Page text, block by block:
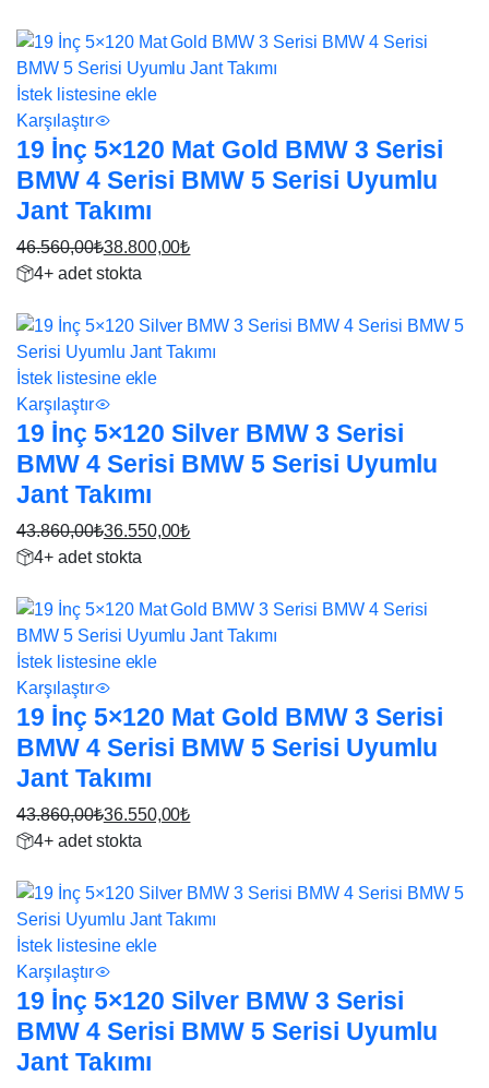
46.800,00₺.
fiyat:
39.000,00₺.
İstek listesine ekle
Karşılaştır
19 İnç 5×120 Mat Gold BMW 3 Serisi
BMW 4 Serisi BMW 5 Serisi Uyumlu
Jant Takımı
46.560,00₺
Orijinal
46.560,00₺.
38.800,00₺
Şu
fiyat:
38.800,00₺.
4+ adet stokta
İstek listesine ekle
Karşılaştır
19 İnç 5×120 Silver BMW 3 Serisi
BMW 4 Serisi BMW 5 Serisi Uyumlu
Jant Takımı
43.860,00₺
Orijinal
43.860,00₺.
36.550,00₺
Şu
fiyat:
36.550,00₺.
4+ adet stokta
İstek listesine ekle
Karşılaştır
19 İnç 5×120 Mat Gold BMW 3 Serisi
BMW 4 Serisi BMW 5 Serisi Uyumlu
Jant Takımı
43.860,00₺
Orijinal
43.860,00₺.
36.550,00₺
Şu
fiyat:
36.550,00₺.
4+ adet stokta
İstek listesine ekle
Karşılaştır
19 İnç 5×120 Silver BMW 3 Serisi
BMW 4 Serisi BMW 5 Serisi Uyumlu
Jant Takımı